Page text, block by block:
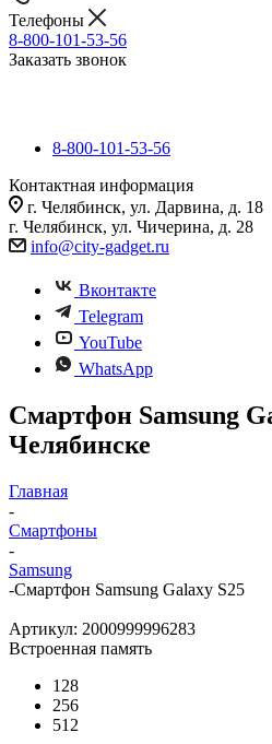
Телефоны
8-800-101-53-56
Заказать звонок
8-800-101-53-56
Контактная информация
г. Челябинск, ул. Дарвина, д. 18
г. Челябинск, ул. Чичерина, д. 28
info@city-gadget.ru
Вконтакте
Telegram
YouTube
WhatsApp
Смартфон Samsung
Челябинске
Главная
-
Смартфоны
-
Samsung
-Смартфон Samsung Galaxy S25
Артикул: 2000999996283
Встроенная память
128
256
512